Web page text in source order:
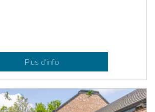
Plus d’info